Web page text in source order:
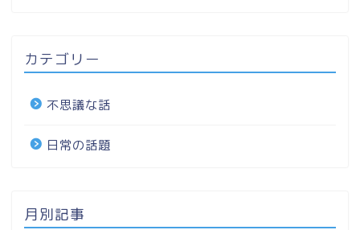
カテゴリー
不思議な話
日常の話題
月別記事